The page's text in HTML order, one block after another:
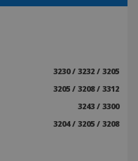
3230 / 3232 / 3205
3205 / 3208 / 3312
3243 / 3300
3204 / 3205 / 3208